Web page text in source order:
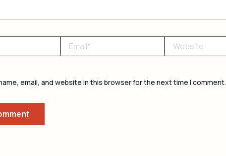
email, and website in this browser for the next time I comment.